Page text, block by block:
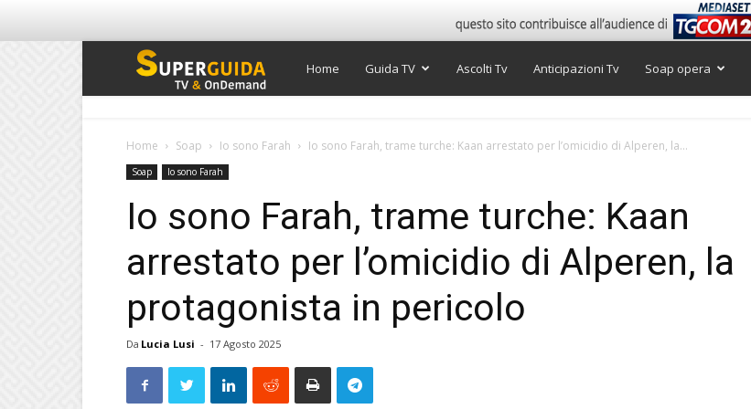
Super
Home Guida TV Ascolti Tv Anticipazioni Tv Soap opera
Home Soap Io sono Farah Io sono Farah, trame turche: Kaan arrestato per l’omicidio di Alperen, la...
Soap Io sono Farah
Io sono Farah, trame turche: Kaan
arrestato per l’omicidio di Alperen, la
protagonista in pericolo
Da Lucia Lusi - 17 Agosto 2025